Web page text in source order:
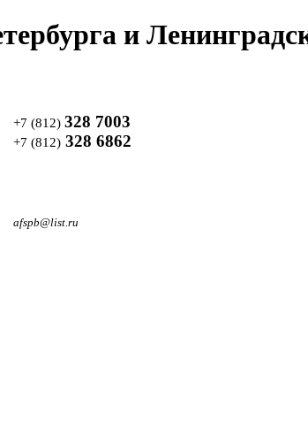
и
+7 (812) 328 7003
+7 (812) 328 6862
afspb@list.ru